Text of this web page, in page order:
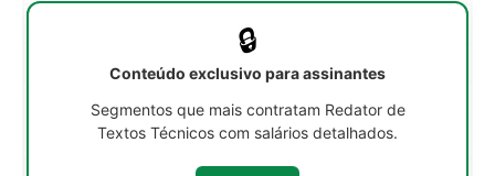
🔒
Conteúdo exclusivo para assinantes
Segmentos que mais contratam Redator de
Textos Técnicos com salários detalhados.